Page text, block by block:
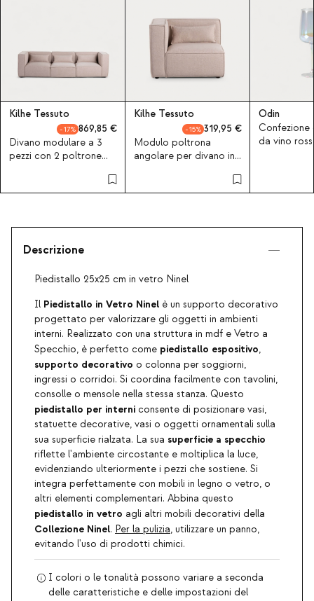
Kilhe Tessuto
17
869,85
Divano modulare a 3
pezzi con 2 poltrone
Kilhe Tessuto
15
319,95
Modulo poltrona
angolare per divano in
Odin
Confezione
da vino
Descrizione
Piedistallo 25x25 cm in vetro Ninel
Il Piedistallo in Vetro Ninel è un supporto decorativo
progettato per valorizzare gli oggetti in ambienti
interni. Realizzato con una struttura in mdf e Vetro a
Specchio, è perfetto come piedistallo espositivo,
supporto decorativo o colonna per soggiorni,
ingressi o corridoi. Si coordina facilmente con tavolini,
consolle o mensole nella stessa stanza. Questo
piedistallo per interni consente di posizionare vasi,
statuette decorative, vasi o oggetti ornamentali sulla
sua superficie rialzata. La sua superficie a specchio
riflette l'ambiente circostante e moltiplica la luce,
evidenziando ulteriormente i pezzi che sostiene. Si
integra perfettamente con mobili in legno o vetro, o
altri elementi complementari. Abbina questo
piedistallo in vetro agli altri mobili decorativi della
Collezione Ninel. Per la pulizia, utilizzare un panno,
evitando l'uso di prodotti chimici.
I colori o le tonalità possono variare a seconda
delle caratteristiche e delle impostazioni del